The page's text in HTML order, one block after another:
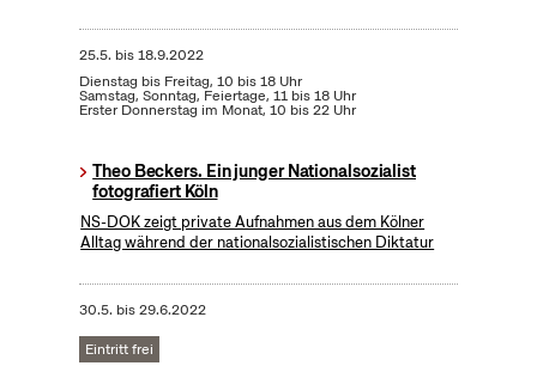
25.5. bis18.9.2022
Dienstag bis Freitag, 10 bis 18 Uhr
Samstag, Sonntag, Feiertage, 11 bis 18 Uhr
Erster Donnerstag im Monat, 10 bis 22 Uhr
Theo Beckers. Ein junger Nationalsozialist
fotografiert Köln
NS-DOK zeigt private Aufnahmen aus dem Kölner
Alltag während der nationalsozialistischen Diktatur
30.5. bis29.6.2022
Eintritt frei